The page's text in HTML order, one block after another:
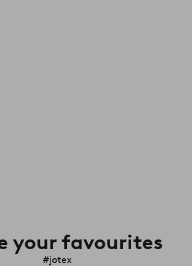
your favourites
#jotex